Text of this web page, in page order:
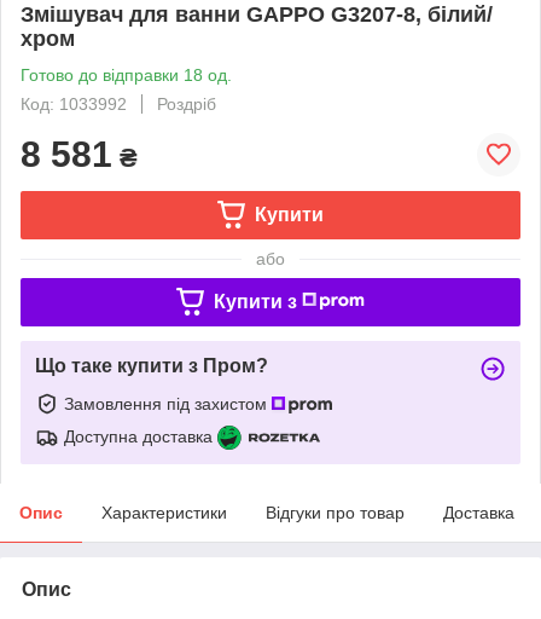
Змішувач для ванни GAPPO G3207-8, білий/
хром
Готово до відправки 18 од.
Код: 1033992
Роздріб
8 581 ₴
Купити
або
Купити з
Що таке купити з Пром?
Замовлення під захистом
Доступна доставка
Опис Характеристики Відгуки про товар Доставка
Опис